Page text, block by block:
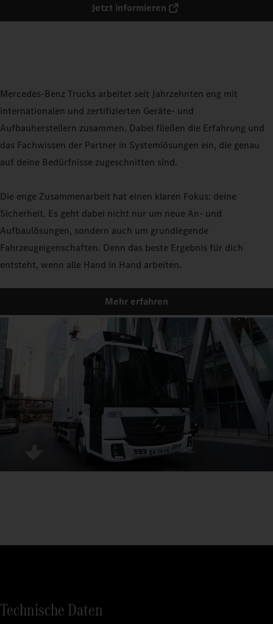
Jetzt informieren
Mercedes-Benz Trucks arbeitet seit Jahrzehnten eng mit
internationalen und zertifizierten Geräte- und
Aufbauherstellern zusammen. Dabei fließen die Erfahrung und
das Fachwissen der Partner in Systemlösungen ein, die genau
auf deine Bedürfnisse zugeschnitten sind.
Die enge Zusammenarbeit hat einen klaren Fokus: deine
Sicherheit. Es geht dabei nicht nur um neue An- und
Aufbaulösungen, sondern auch um grundlegende
Fahrzeugeigenschaften. Denn das beste Ergebnis für dich
entsteht, wenn alle Hand in Hand arbeiten.
Mehr erfahren
Technische Daten